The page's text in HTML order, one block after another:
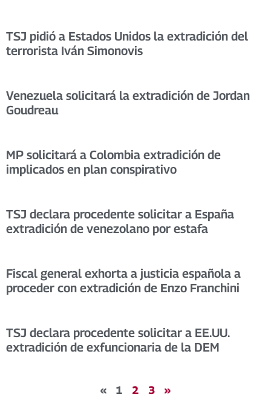
TSJ pidió a Estados Unidos la extradición del
terrorista Iván Simonovis
Venezuela solicitará la extradición de Jordan
Goudreau
MP solicitará a Colombia extradición de
implicados en plan conspirativo
TSJ declara procedente solicitar a España
extradición de venezolano por estafa
Fiscal general exhorta a justicia española a
proceder con extradición de Enzo Franchini
TSJ declara procedente solicitar a EE.UU.
extradición de exfuncionaria de la DEM
« 1 2 3 »